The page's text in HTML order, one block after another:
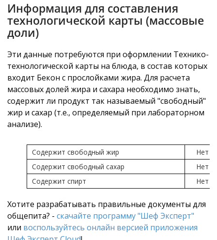
Информация для составления
технологической карты (массовые
доли)
Эти данные потребуются при оформлении Технико-
технологической карты на блюда, в состав которых
входит Бекон с прослойками жира. Для расчета
массовых долей жира и сахара необходимо знать,
содержит ли продукт так называемый "свободный"
жир и сахар (т.е., определяемый при лабораторном
анализе).
Содержит свободный жир
Нет
Содержит свободный сахар
Нет
Содержит спирт
Нет
Хотите разрабатывать правильные документы для
общепита? - скачайте программу "Шеф Эксперт"
или воспользуйтесь онлайн версией приложения